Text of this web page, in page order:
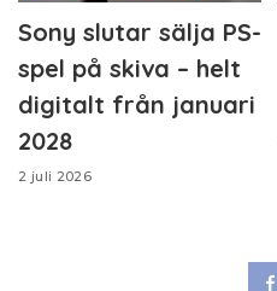
Sony slutar sälja PS-
spel på skiva – helt
digitalt från januari
2028
2 juli 2026